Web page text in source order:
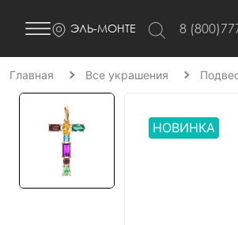
ЭЛЬ-МОНТЕ 8
Главная Все украшения
НОВИНКА